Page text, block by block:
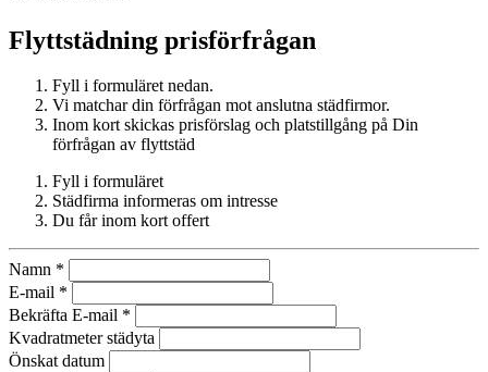
Flyttstädning prisförfrågan
Fyll i formuläret nedan.
Vi matchar din förfrågan mot anslutna städfirmor.
Inom kort skickas prisförslag och platstillgång på Din
förfrågan av flyttstäd
Fyll i formuläret
Städfirma informeras om intresse
Du får inom kort offert
Namn *
E-mail *
Bekräfta E-mail *
Kvadratmeter städyta
Önskat datum